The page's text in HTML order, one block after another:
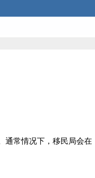
通常情况下，移民局会在